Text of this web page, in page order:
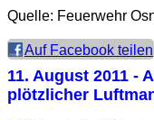
Quelle: Feuerwehr
Auf Facebook teilen
11. August 2011 -
plötzlicher